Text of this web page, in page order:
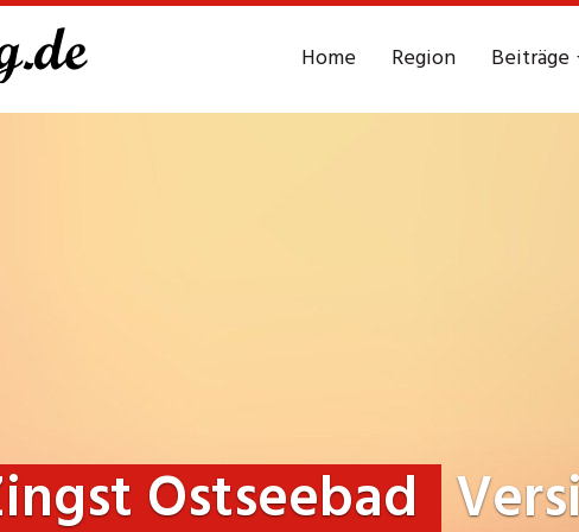
Home Region Beiträge
Ostseebad